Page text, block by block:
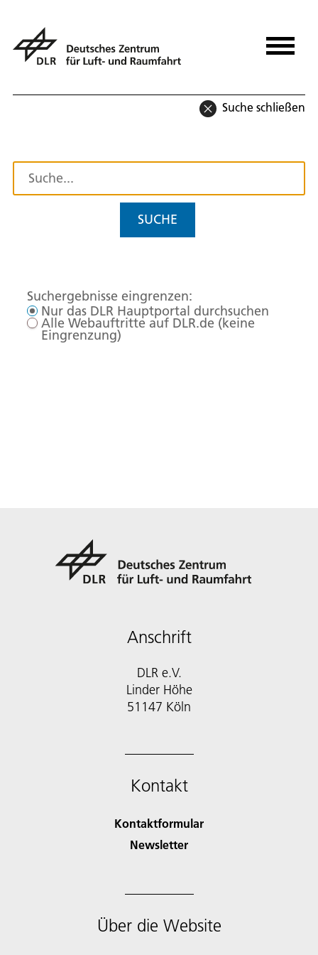
Suche schließen
SUCHE
Suchergebnisse eingrenzen:
Nur das DLR Hauptportal durchsuchen
Alle Webauftritte auf DLR.de (keine
Eingrenzung)
Anschrift
DLR e.V.
Linder Höhe
51147 Köln
Kontakt
Kontaktformular
Newsletter
Über die Website